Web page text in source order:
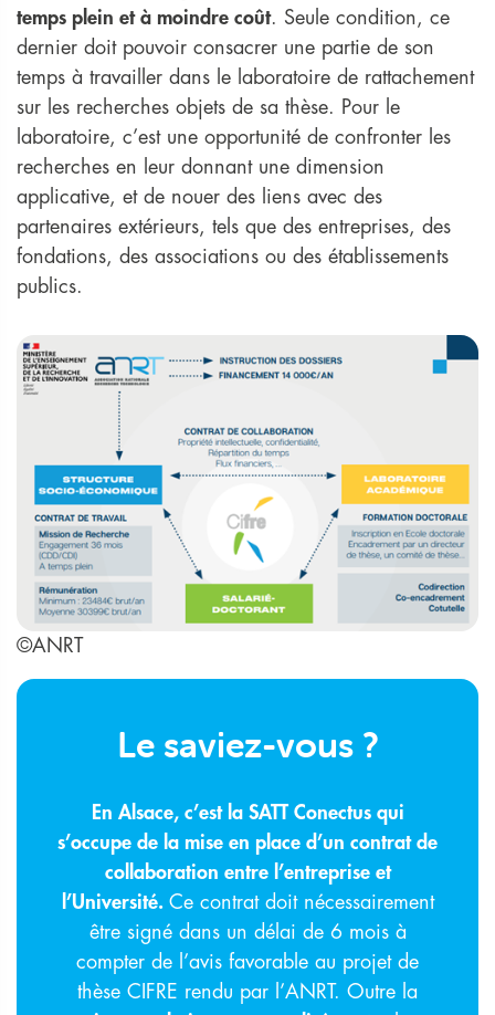
temps plein et à moindre coût. Seule condition, ce
dernier doit pouvoir consacrer une partie de son
temps à travailler dans le laboratoire de rattachement
sur les recherches objets de sa thèse. Pour le
laboratoire, c’est une opportunité de confronter les
recherches en leur donnant une dimension
applicative, et de nouer des liens avec des
partenaires extérieurs, tels que des entreprises, des
fondations, des associations ou des établissements
publics.
©ANRT
Le saviez-vous ?
En Alsace, c’est la SATT Conectus qui
s’occupe de la mise en place d’un contrat de
collaboration entre l’entreprise et
l’Université. Ce contrat doit nécessairement
être signé dans un délai de 6 mois à
compter de l’avis favorable au projet de
thèse CIFRE rendu par l’ANRT. Outre la